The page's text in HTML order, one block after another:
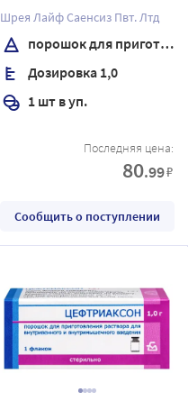
приготовления раствора
для внутривенного и
внутримышечного
введения
Шрея Лайф Саенсиз Пвт. Лтд
порошок для приготовления раствора для внутривенного и внутримышечного введения
Дозировка 1,0
1 шт в уп.
Последняя цена:
80.99₽
Сообщить о поступлении